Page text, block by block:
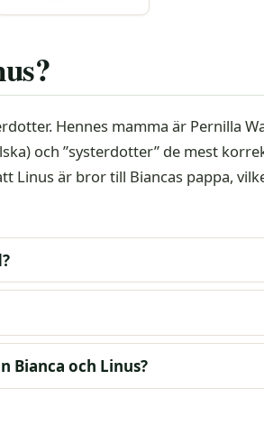
Hennes mamma är Pernilla
och ”systerdotter” de mest
Linus är bror till Biancas pappa,
Bianca och Linus?